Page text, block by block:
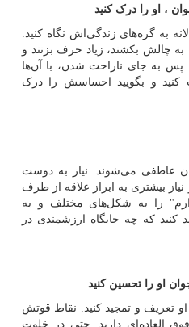
به گره‌های زندگی‌اش نگاه کنید.
چالش بکشند، زیاد حرف بزنند و
پس به جای ناراحت شدن، با آن‌ها
کنید و بگویید احساسش را درک
عاطفی می‌شوند. نیاز به دوست
بیشتری به ابراز علاقه از طرف
را به شکل‌های مختلف و به
کنید که چه جایگاه ارزشمندی در
تعریف و تمجید کنید. نقاط قوتش
العاده‌ای دارید. حتی در خلوت